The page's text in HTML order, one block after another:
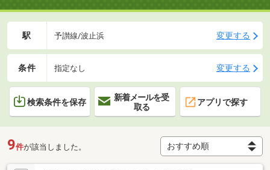
駅 予讃線/波止浜 変更する
条件 指定なし 変更する
検索条件を保存
新着メールを受
取る
アプリで探す
9件が該当しました。